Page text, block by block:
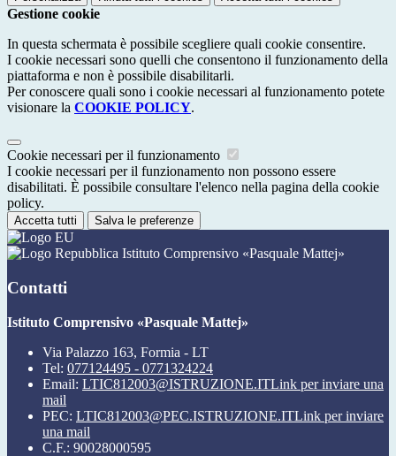
Gestione cookie
In questa schermata è possibile scegliere quali cookie consentire.
I cookie necessari sono quelli che consentono il funzionamento della
piattaforma e non è possibile disabilitarli.
Per conoscere quali sono i cookie necessari al funzionamento potete
visionare la COOKIE POLICY.
Cookie necessari per il funzionamento
I cookie necessari per il funzionamento non possono essere
disabilitati. È possibile consultare l'elenco nella pagina della cookie
policy.
Accetta tutti Salva le preferenze
Istituto Comprensivo «Pasquale Mattej»
Contatti
Istituto Comprensivo «Pasquale Mattej»
Via Palazzo 163, Formia - LT
Tel: 077124495 - 0771324224
Email: LTIC812003@ISTRUZIONE.ITLink per inviare una
mail
PEC: LTIC812003@PEC.ISTRUZIONE.ITLink per inviare
una mail
C.F.: 90028000595